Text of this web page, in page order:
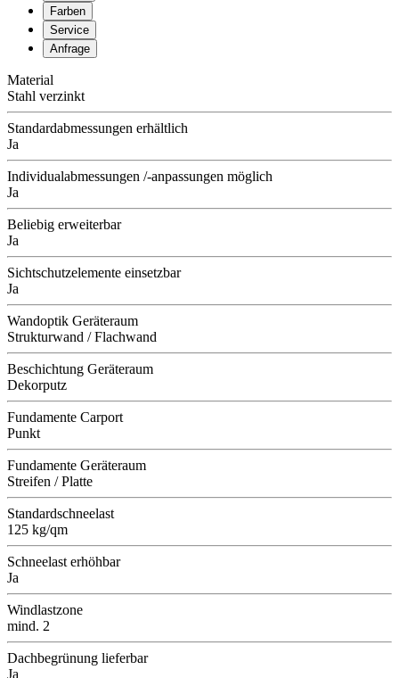
Farben
Service
Anfrage
Material
Stahl verzinkt
Standardabmessungen erhältlich
Ja
Individualabmessungen /-anpassungen möglich
Ja
Beliebig erweiterbar
Ja
Sichtschutzelemente einsetzbar
Ja
Wandoptik Geräteraum
Strukturwand / Flachwand
Beschichtung Geräteraum
Dekorputz
Fundamente Carport
Punkt
Fundamente Geräteraum
Streifen / Platte
Standardschneelast
125 kg/qm
Schneelast erhöhbar
Ja
Windlastzone
mind. 2
Dachbegrünung lieferbar
Ja